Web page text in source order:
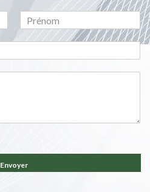
o
Envoyer